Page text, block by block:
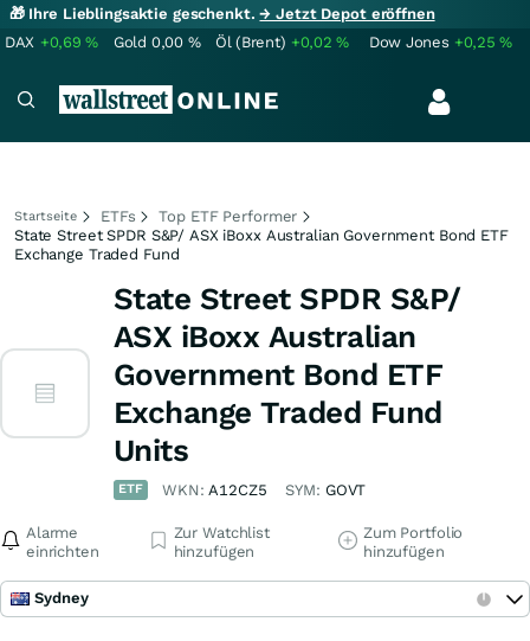
🎁 Ihre Lieblingsaktie geschenkt.→ Jetzt Depot eröffnen
DAX +0,69% Gold 0,00 % Öl (Brent) +0,02% Dow Jones +0,25%
Startseite ETFs
Top ETF Performer
State Street SPDR S&P/ ASX iBoxx Australian Government Bond ETF
Exchange Traded Fund
State Street SPDR S&P/
ASX iBoxx Australian
Government Bond ETF
Exchange Traded Fund
Units
ETF WKN:A12CZ5 SYM: GOVT
Alarme
einrichten
Zur Watchlist
hinzufügen
Zum Portfolio
hinzufügen
Sydney